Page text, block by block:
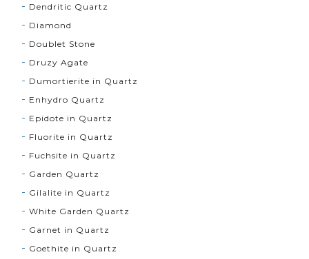
Dendritic Quartz
Diamond
Doublet Stone
Druzy Agate
Dumortierite in Quartz
Enhydro Quartz
Epidote in Quartz
Fluorite in Quartz
Fuchsite in Quartz
Garden Quartz
Gilalite in Quartz
White Garden Quartz
Garnet in Quartz
Goethite in Quartz